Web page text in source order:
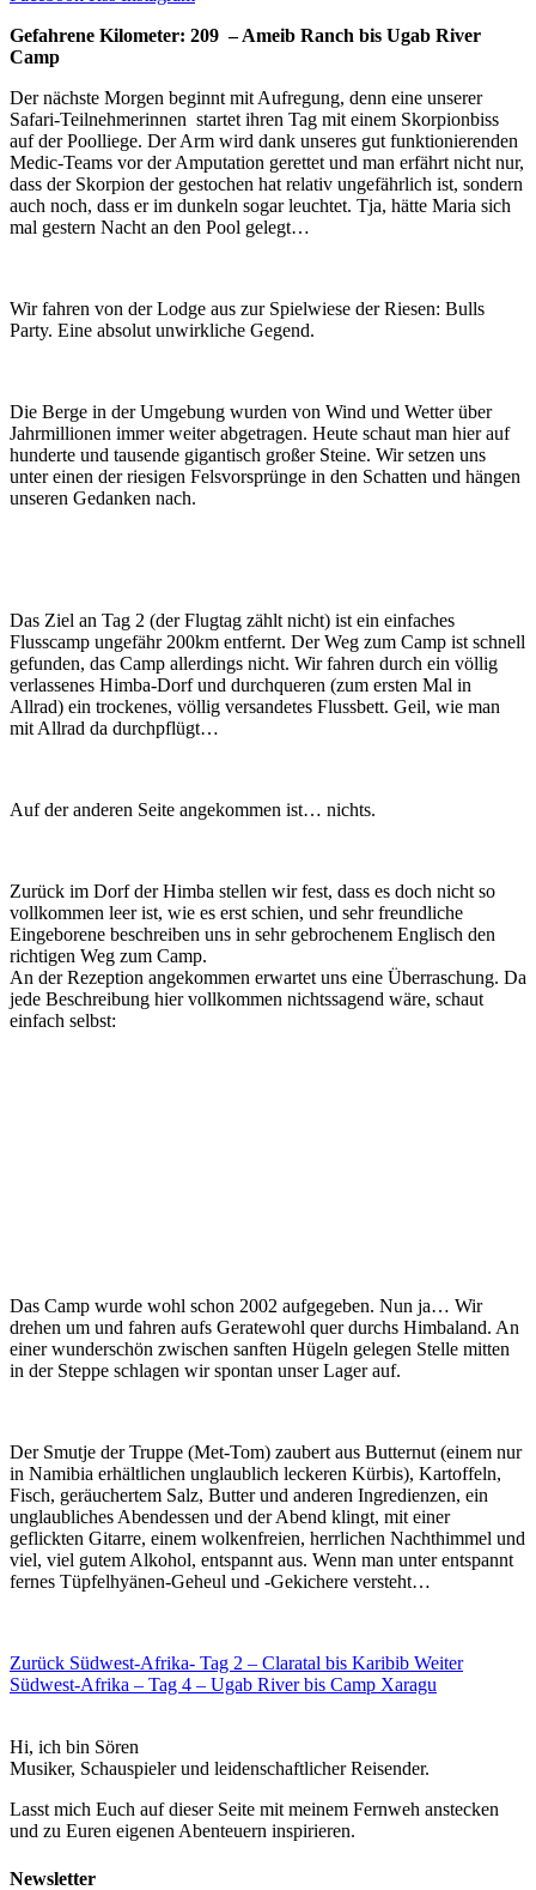
Gefahrene Kilometer: 209 – Ameib Ranch bis Ugab River
Camp
Der nächste Morgen beginnt mit Aufregung, denn eine unserer
Safari-Teilnehmerinnen startet ihren Tag mit einem Skorpionbiss
auf der Poolliege. Der Arm wird dank unseres gut funktionierenden
Medic-Teams vor der Amputation gerettet und man erfährt nicht nur,
dass der Skorpion der gestochen hat relativ ungefährlich ist, sondern
auch noch, dass er im dunkeln sogar leuchtet. Tja, hätte Maria sich
mal gestern Nacht an den Pool gelegt…
Wir fahren von der Lodge aus zur Spielwiese der Riesen: Bulls
Party. Eine absolut unwirkliche Gegend.
Die Berge in der Umgebung wurden von Wind und Wetter über
Jahrmillionen immer weiter abgetragen. Heute schaut man hier auf
hunderte und tausende gigantisch großer Steine. Wir setzen uns
unter einen der riesigen Felsvorsprünge in den Schatten und hängen
unseren Gedanken nach.
Das Ziel an Tag 2 (der Flugtag zählt nicht) ist ein einfaches
Flusscamp ungefähr 200km entfernt. Der Weg zum Camp ist schnell
gefunden, das Camp allerdings nicht. Wir fahren durch ein völlig
verlassenes Himba-Dorf und durchqueren (zum ersten Mal in
Allrad) ein trockenes, völlig versandetes Flussbett. Geil, wie man
mit Allrad da durchpflügt…
Auf der anderen Seite angekommen ist… nichts.
Zurück im Dorf der Himba stellen wir fest, dass es doch nicht so
vollkommen leer ist, wie es erst schien, und sehr freundliche
Eingeborene beschreiben uns in sehr gebrochenem Englisch den
richtigen Weg zum Camp.
An der Rezeption angekommen erwartet uns eine Überraschung. Da
jede Beschreibung hier vollkommen nichtssagend wäre, schaut
einfach selbst:
Das Camp wurde wohl schon 2002 aufgegeben. Nun ja… Wir
drehen um und fahren aufs Geratewohl quer durchs Himbaland. An
einer wunderschön zwischen sanften Hügeln gelegen Stelle mitten
in der Steppe schlagen wir spontan unser Lager auf.
Der Smutje der Truppe (Met-Tom) zaubert aus Butternut (einem nur
in Namibia erhältlichen unglaublich leckeren Kürbis), Kartoffeln,
Fisch, geräuchertem Salz, Butter und anderen Ingredienzen, ein
unglaubliches Abendessen und der Abend klingt, mit einer
geflickten Gitarre, einem wolkenfreien, herrlichen Nachthimmel und
viel, viel gutem Alkohol, entspannt aus. Wenn man unter entspannt
fernes Tüpfelhyänen-Geheul und -Gekichere versteht…
Zurück Südwest-Afrika- Tag 2 – Claratal bis Karibib Weiter
Südwest-Afrika – Tag 4 – Ugab River bis Camp Xaragu
Hi, ich bin Sören
Musiker, Schauspieler und leidenschaftlicher Reisender.
Lasst mich Euch auf dieser Seite mit meinem Fernweh anstecken
und zu Euren eigenen Abenteuern inspirieren.
Newsletter